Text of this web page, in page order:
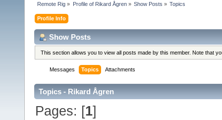
Remote Rig » Profile of Rikard Ågren» Show Posts » Topics
Profile Info
Show Posts
This section allows you to view all posts made by this member. Note that
Messages Topics Attachments
Topics - Rikard Ågren
Pages: [1]